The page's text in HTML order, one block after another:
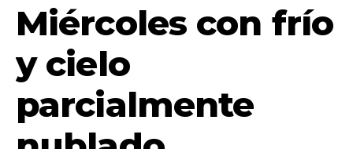
Miércoles con frío
y cielo
parcialmente